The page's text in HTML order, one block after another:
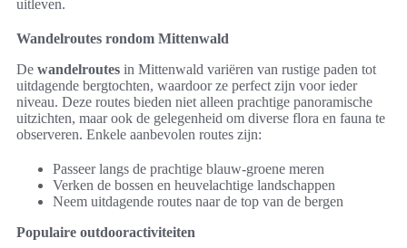
uitleven.
Wandelroutes rondom Mittenwald
De wandelroutes in Mittenwald variëren van rustige paden tot
uitdagende bergtochten, waardoor ze perfect zijn voor ieder
niveau. Deze routes bieden niet alleen prachtige panoramische
uitzichten, maar ook de gelegenheid om diverse flora en fauna te
observeren. Enkele aanbevolen routes zijn:
Passeer langs de prachtige blauw-groene meren
Verken de bossen en heuvelachtige landschappen
Neem uitdagende routes naar de top van de bergen
Populaire outdooractiviteiten